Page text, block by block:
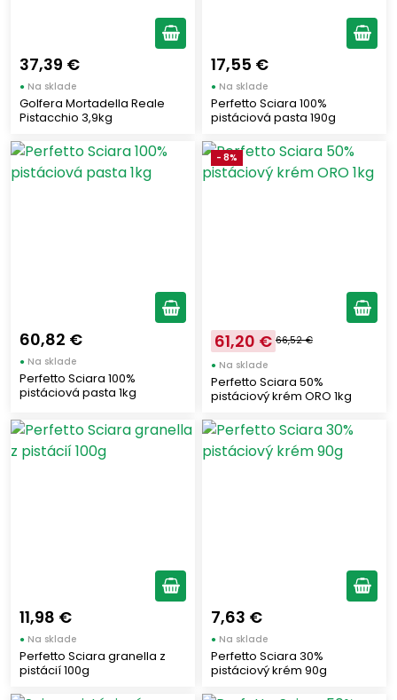
37,39 €
● Na sklade
Golfera Mortadella Reale
Pistacchio 3,9kg
17,55 €
● Na sklade
Perfetto Sciara 100%
pistáciová pasta 190g
60,82 €
● Na sklade
Perfetto Sciara 100%
pistáciová pasta 1kg
- 8%
61,20 € 66,52 €
● Na sklade
Perfetto Sciara 50%
pistáciový krém ORO 1kg
11,98 €
● Na sklade
Perfetto Sciara granella z
pistácií 100g
7,63 €
● Na sklade
Perfetto Sciara 30%
pistáciový krém 90g